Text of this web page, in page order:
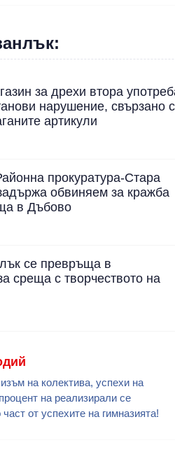
за дрехи втора
нарушение, свързано с
артикули
прокуратура-Стара
обвиняем за кражба
в Дъбово
се превръща в
среща с творчеството на
на колектива, успехи на
на реализирали се
от успехите на гимназията!